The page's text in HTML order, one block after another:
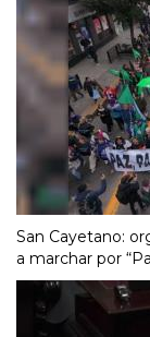
San Cayetano:
a marchar por